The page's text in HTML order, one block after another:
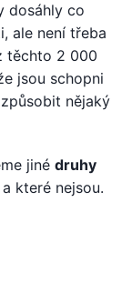
dosáhly co
ale není třeba
těchto 2 000
jsou schopni
nějaký
jiné druhy
a které nejsou.